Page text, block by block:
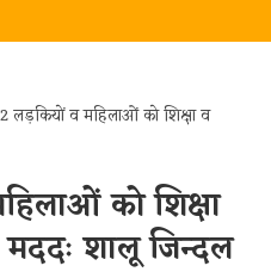
को शिक्षा
शालू जिन्दल